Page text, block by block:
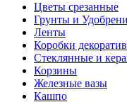
Цветы срезанные
Грунты и
Ленты
Коробки
Стеклянные и
Корзины
Железные вазы
Кашпо